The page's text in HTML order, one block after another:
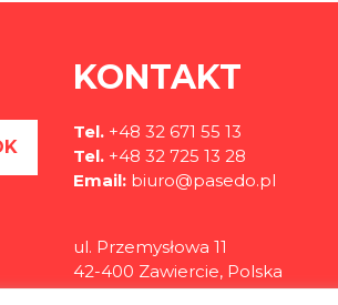
KONTAKT
Tel. +48 32 671 55 13
Tel. +48 32 725 13 28
Email: biuro@pasedo.pl
ul. Przemysłowa 11
42-400 Zawiercie, Polska